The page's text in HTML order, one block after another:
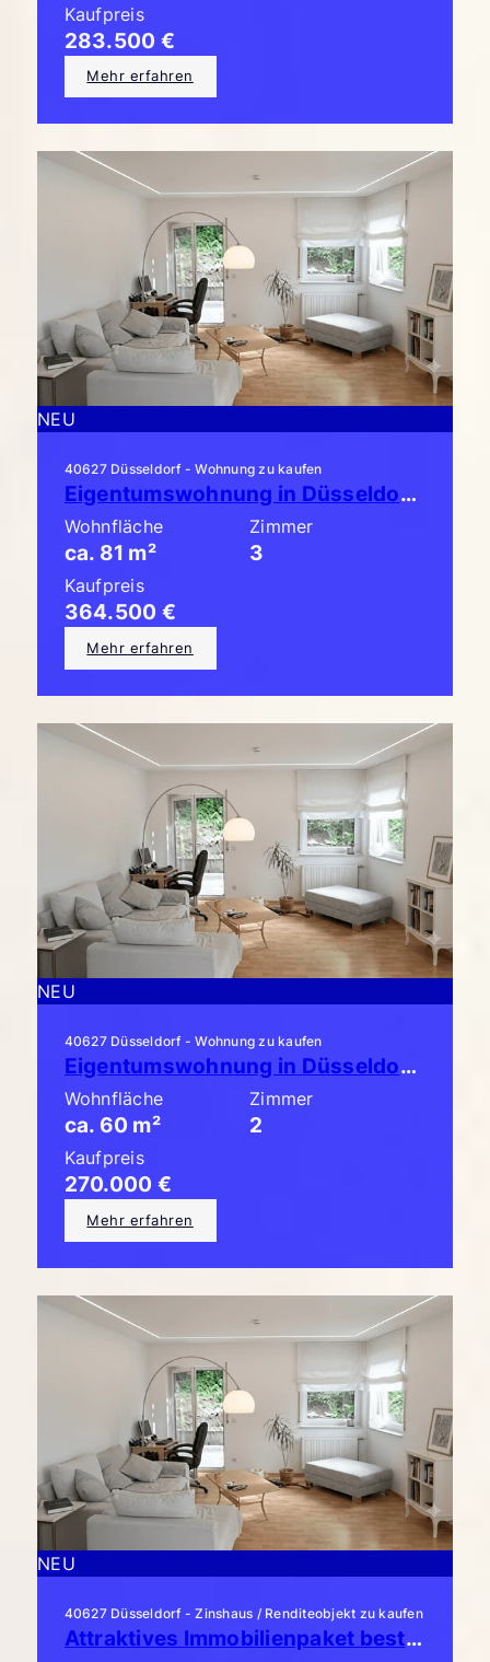
Kaufpreis
283.500 €
Mehr erfahren
NEU
40627 Düsseldorf - Wohnung zu kaufen
Eigentumswohnung in Düsseldorf-Unterbach: Schicke 3-Zimmer-Garten-Terrassen-Wohnung!!
Wohnfläche
ca. 81 m²
Zimmer
3
Kaufpreis
364.500 €
Mehr erfahren
NEU
40627 Düsseldorf - Wohnung zu kaufen
Eigentumswohnung in Düsseldorf-Unterbach: Schicke 2-Zimmerwohnung mit großem Balkon!
Wohnfläche
ca. 60 m²
Zimmer
2
Kaufpreis
270.000 €
Mehr erfahren
NEU
40627 Düsseldorf - Zinshaus / Renditeobjekt zu kaufen
Attraktives Immobilienpaket bestehend aus 3 x ETW mit Garten!